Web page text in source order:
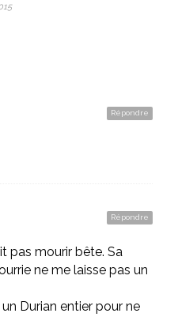
Répondre
Répondre
pas mourir bête. Sa
ne me laisse pas un
Durian entier pour ne